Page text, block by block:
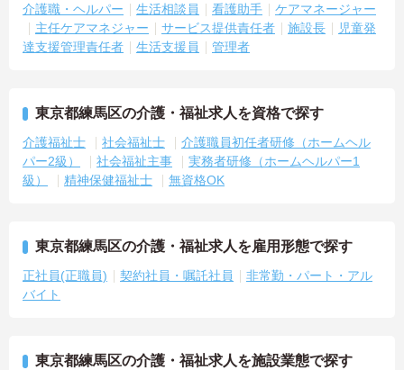
介護職・ヘルパー 生活相談員 看護助手
ケアマネージャー
主任ケアマネジャー
サービス提供責任者 施設長
児童発
達支援管理責任者
生活支援員 管理者
東京都練馬区の介護・福祉求人を資格で探す
介護福祉士 社会福祉士
介護職員初任者研修（ホームヘル
パー2級）
社会福祉主事
実務者研修（ホームヘルパー1
級）
精神保健福祉士 無資格OK
東京都練馬区の介護・福祉求人を雇用形態で探す
正社員(正職員) 契約社員・嘱託社員
非常勤・パート・アル
バイト
東京都練馬区の介護・福祉求人を施設業態で探す